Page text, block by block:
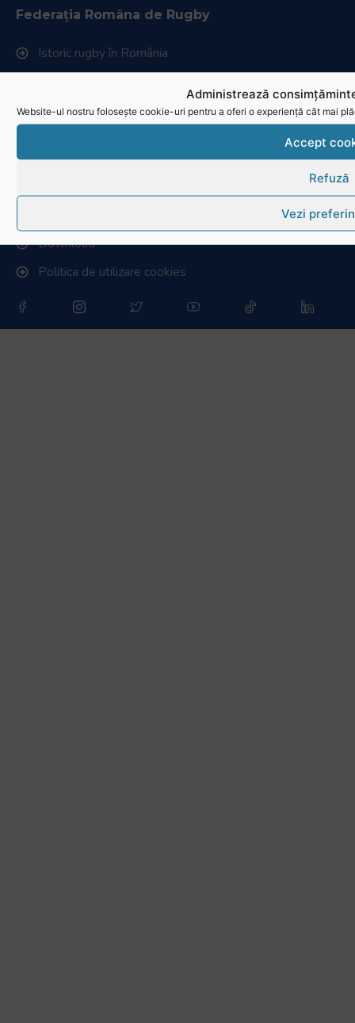
Administrează
Website-ul nostru folosește cookie-uri pentru a oferi o experiență cât mai
Accept
Refuză
Vezi
Federația Româna de Rugby
Istoric rugby în România
Stadionul național de rugby
Link-uri utile
Download
Politica de utilizare cookies